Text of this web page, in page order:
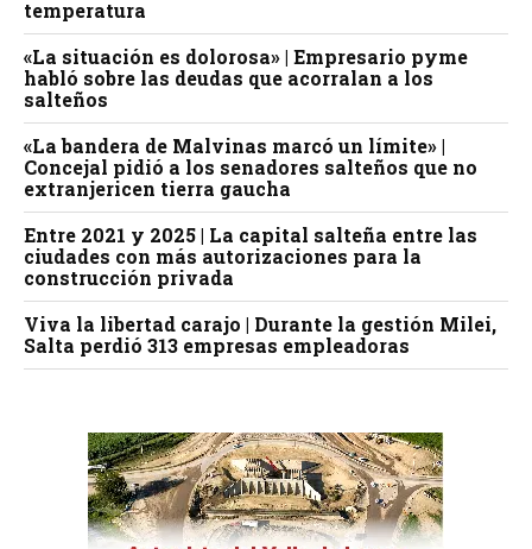
temperatura
«La situación es dolorosa» | Empresario pyme
habló sobre las deudas que acorralan a los
salteños
«La bandera de Malvinas marcó un límite» |
Concejal pidió a los senadores salteños que no
extranjericen tierra gaucha
Entre 2021 y 2025 | La capital salteña entre las
ciudades con más autorizaciones para la
construcción privada
Viva la libertad carajo | Durante la gestión Milei,
Salta perdió 313 empresas empleadoras